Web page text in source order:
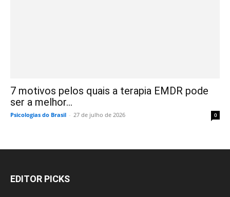
7 motivos pelos quais a terapia EMDR pode
ser a melhor...
Psicologias do Brasil - 27 de julho de 2026 0
EDITOR PICKS